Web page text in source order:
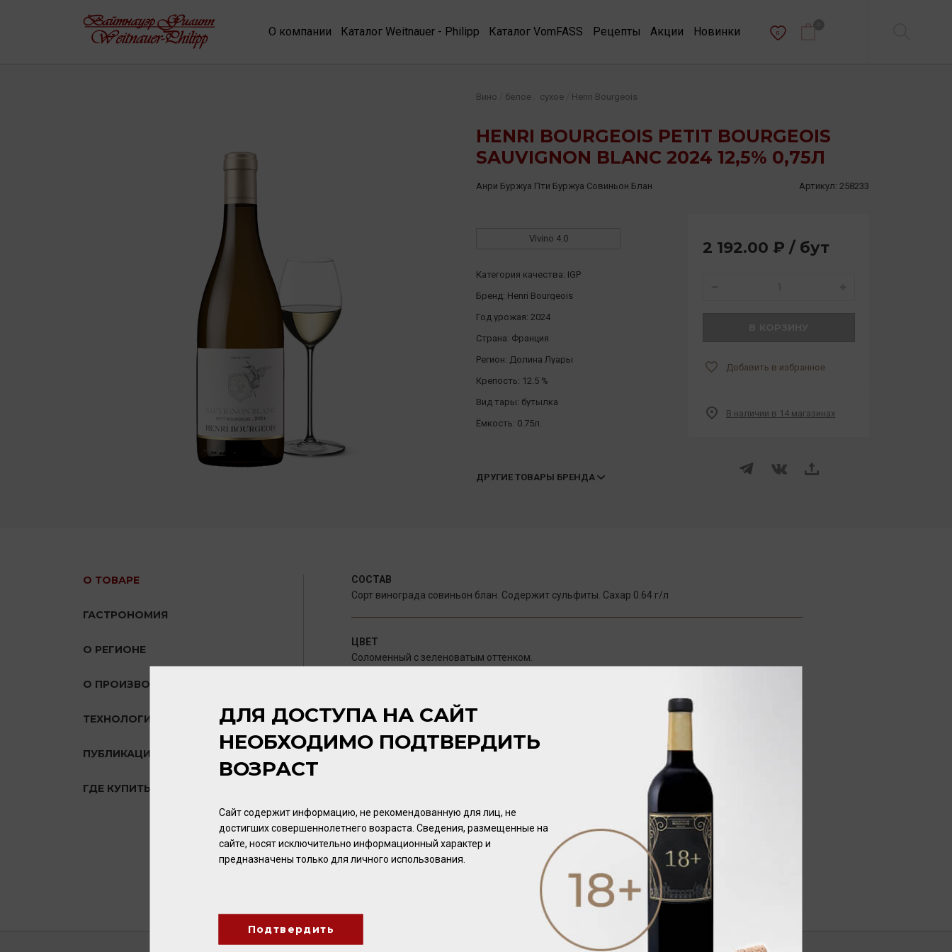
О компании Каталог Weitnauer - Philipp Каталог VomFASS Рецепты Акции Новинки 0
HENRI BOURGEOIS PETIT BOURGEOIS
SAUVIGNON BLANC 2024 12,5% 0,75Л
Вино белое сухое Henri Bourgeois
Анри Буржуа Пти Буржуа Совиньон Блан Артикул: 258233
Vivino 4.0
Категория качества: IGP
Бренд: Henri Bourgeois
Год урожая: 2024
Страна: Франция
Регион: Долина Луары
Крепость: 12.5 %
Вид тары: бутылка
Ёмкость: 0.75л.
ДРУГИЕ ТОВАРЫ БРЕНДА
2 192.00 ₽ / бут
Добавить в избранное
В наличии в 14 магазинах
О ТОВАРЕ
ГАСТРОНОМИЯ
О РЕГИОНЕ
О ПРОИЗВОДИТЕЛЕ
ТЕХНОЛОГИЯ
ПУБЛИКАЦИИ О ТОВАРЕ
ГДЕ КУПИТЬ?
СОСТАВ
Сорт винограда совиньон блан. Содержит сульфиты. Сахар 0.64 г/л
ЦВЕТ
Соломенный с зеленоватым оттенком.
Интенсивный, с нотами свежескошенной травы, крыжовника, цитрусовых, оттенками цветов
и ягод винограда.
Яркий, освежающий, с хрустящей кислотностью и выразительным послевкусием с нотами
цитрусовых.
ПОТЕНЦИАЛ ВЫДЕРЖКИ
ДЛЯ ДОСТУПА НА САЙТ
НЕОБХОДИМО ПОДТВЕРДИТЬ
ВОЗРАСТ
Сайт содержит информацию, не рекомендованную для лиц, не
достигших совершеннолетнего возраста. Сведения, размещенные на
сайте, носят исключительно информационный характер и
предназначены только для личного использования.
Подтвердить